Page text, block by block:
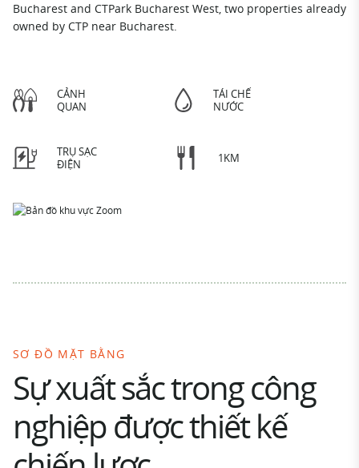
Bucharest and CTPark Bucharest West, two properties already
owned by CTP near Bucharest.
CẢNH
QUAN
TÁI CHẾ
NƯỚC
TRỤ SẠC
ĐIỆN
1KM
SƠ ĐỒ MẶT BẰNG
Sự xuất sắc trong công
nghiệp được thiết kế